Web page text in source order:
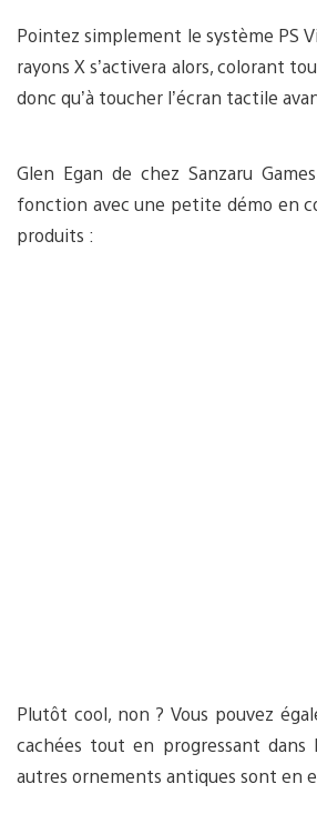
Pointez simplement le système PS
rayons X s’activera alors, colorant
donc qu’à toucher l’écran tactile
Glen Egan de chez Sanzaru
fonction avec une petite démo en
produits :
Plutôt cool, non ? Vous pouvez
cachées tout en progressant dans
autres ornements antiques sont en